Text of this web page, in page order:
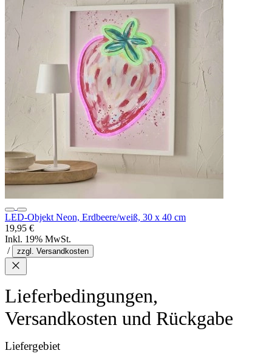
LED-Objekt Neon, Erdbeere/weiß, 30 x 40 cm
19,95 €
Inkl. 19% MwSt.
/
zzgl. Versandkosten
Lieferbedingungen,
Versandkosten und Rückgabe
Liefergebiet